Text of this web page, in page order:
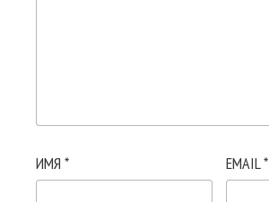
ИМЯ* EMAIL*